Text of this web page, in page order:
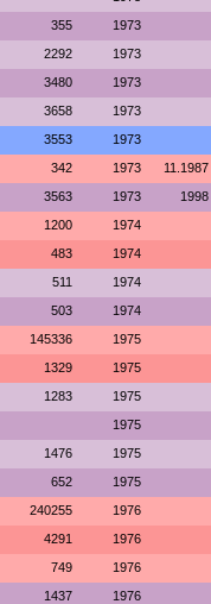
355 1973
2292 1973
3480 1973
3658 1973
3553 1973
342 1973 11.1987
3563 1973 1998
1200 1974
483 1974
511 1974
503 1974
145336 1975
1329 1975
1283 1975
1975
1476 1975
652 1975
240255 1976
4291 1976
749 1976
1437 1976